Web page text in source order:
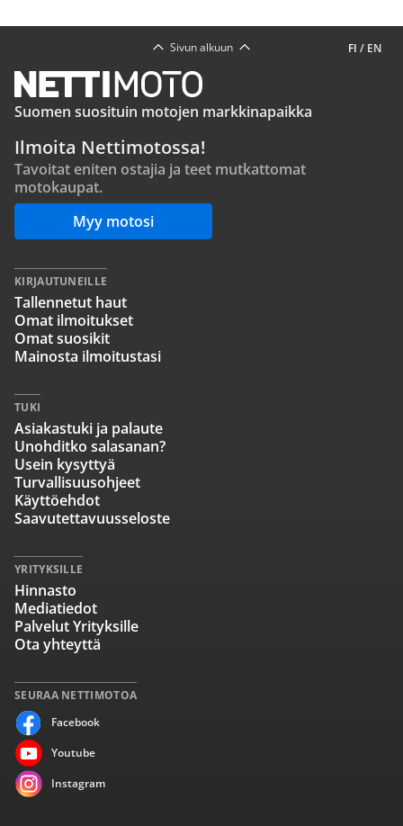
FI / EN
Sivun alkuun
Suomen suosituin motojen markkinapaikka
Ilmoita Nettimotossa!
Tavoitat eniten ostajia ja teet mutkattomat
motokaupat.
Myy motosi
SEURAA NETTIMOTOA
Facebook
Youtube
Instagram
KIRJAUTUNEILLE
Tallennetut haut
Omat ilmoitukset
Omat suosikit
Mainosta ilmoitustasi
TUKI
Asiakastuki ja palaute
Unohditko salasanan?
Usein kysyttyä
Turvallisuusohjeet
Käyttöehdot
Saavutettavuusseloste
YRITYKSILLE
Hinnasto
Mediatiedot
Palvelut Yrityksille
Ota yhteyttä